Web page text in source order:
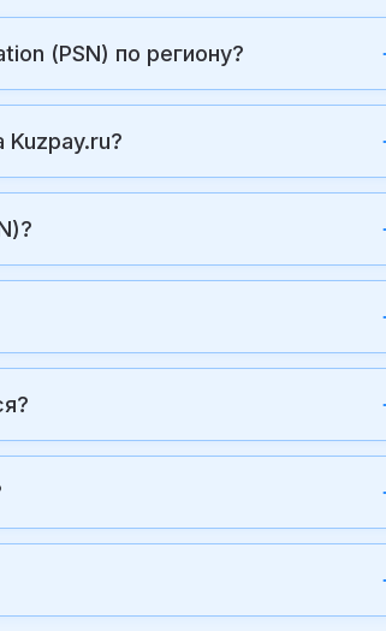
(PSN) по региону?
Kuzpay.ru?